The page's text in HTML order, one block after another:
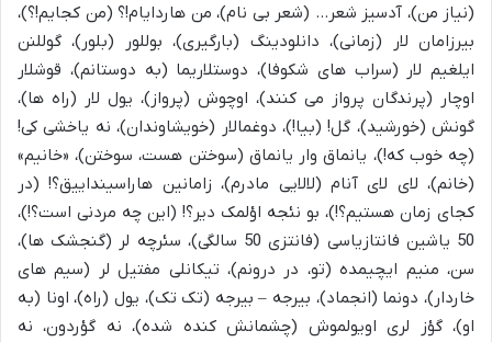
(نیاز من)، آدسیز شعر… (شعر بی نام)، من هاردایام!؟ (من کجایم!؟)،
بیرزامان لار (زمانی)، دانلودینگ (بارگیری)، بوللور (بلور)، گوللنن
ایلغیم لار (سراب های شکوفا)، دوستلاریما (به دوستانم)، قوشلار
اوچار (پرندگان پرواز می کنند)، اوچوش (پرواز)، یول لار (راه ها)،
گونش (خورشید)، گل! (بیا!)، دوغمالار (خویشاوندان)، نه یاخشی کی!
(چه خوب که!)، یانماق وار یانماق (سوختن هست، سوختن)، «خانیم»
(خانم)، لای لای آنام (لالایی مادرم)، زامانین هاراسینداییق؟! (در
کجای زمان هستیم؟!)، بو نئجه اؤلمک دیر؟! (این چه مردنی است؟!)،
50 یاشین فانتازیاسی (فانتزی 50 سالگی)، سئرچه لر (گنجشک ها)،
سن، منیم ایچیمده (تو، در درونم)، تیکانلی مفتیل لر (سیم های
خاردار)، دونما (انجماد)، بیرجه – بیرجه (تک تک)، یول (راه)، اونا (به
او)، گؤز لری اویولموش (چشمانش کنده شده)، نه گؤردون، نه